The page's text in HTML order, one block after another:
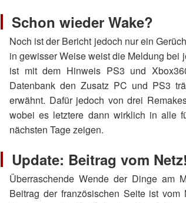
Schon wieder Wake?
Noch ist der Bericht jedoch nur ein
in gewisser Weise weist die Meldung bei
ist mit dem Hinweis PS3 und
Datenbank den Zusatz PC und PS3
erwähnt. Dafür jedoch von drei
wobei es letztere dann wirklich in alle
nächsten Tage zeigen.
Update: Beitrag vom Netz!
Überraschende Wende der Dinge am
Beitrag der französischen Seite ist